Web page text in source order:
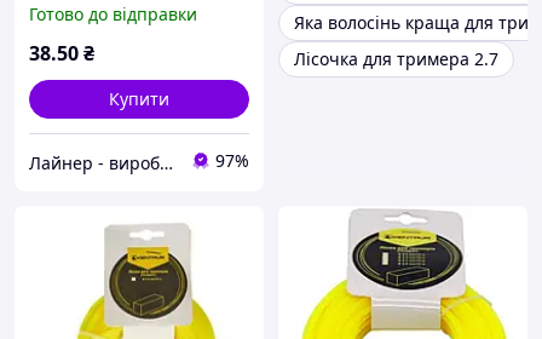
Готово до відправки
38.50₴
Купити
Лайнер - виробничо-торгова компанія 97%
Яка волосінь краща для
Лісочка для тримера 2.7